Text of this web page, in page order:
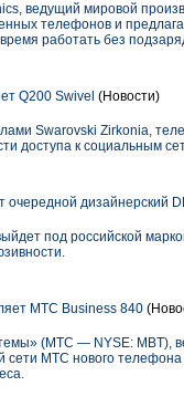
ведущий мировой
телефонов и
работать без
Q200 Swivel (Новости)
Swarovski Zirkonia,
доступа к социальным
очередной дизайнерский
под российской
МТС Business 840
(МТС — NYSE: MBT),
сети МТС нового